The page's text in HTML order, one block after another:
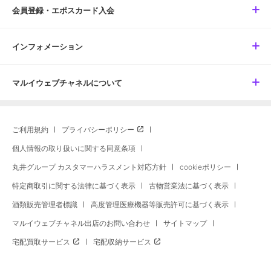
会員登録・エポスカード入会
インフォメーション
マルイウェブチャネルについて
ご利用規約 プライバシーポリシー
個人情報の取り扱いに関する同意条項
丸井グループ カスタマーハラスメント対応方針 cookieポリシー
特定商取引に関する法律に基づく表示 古物営業法に基づく表示
酒類販売管理者標識 高度管理医療機器等販売許可に基づく表示
マルイウェブチャネル出店のお問い合わせ サイトマップ
宅配買取サービス 宅配収納サービス